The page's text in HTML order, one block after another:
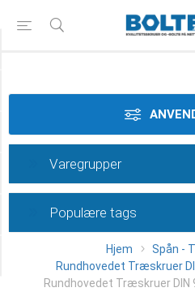
Hjem
Spån -
Rundhovedet Træskruer
Rundhovedet Træskruer
Overflade
Længde
Varegrupper
Populære tags